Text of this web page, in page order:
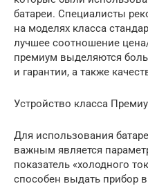
батареи. Специалисты
на моделях класса
лучшее соотношение
премиум выделяются
и гарантии, а также
Устройство класса
Для использования
важным является
показатель «холодного
способен выдать прибор